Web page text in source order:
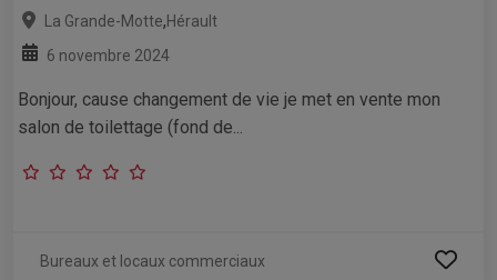
La Grande-Motte,Hérault
6 novembre 2024
Bonjour, cause changement de vie je met en vente mon
salon de toilettage (fond de...
Bureaux et locaux commerciaux